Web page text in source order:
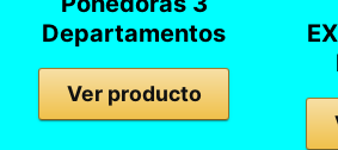
Departamentos
Ver producto